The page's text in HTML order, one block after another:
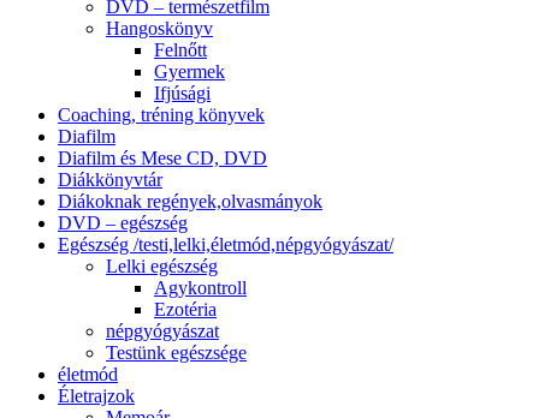
DVD – természetfilm
Hangoskönyv
Felnőtt
Gyermek
Ifjúsági
Coaching, tréning könyvek
Diafilm
Diafilm és Mese CD, DVD
Diákkönyvtár
Diákoknak regények,olvasmányok
DVD – egészség
Egészség /testi,lelki,életmód,népgyógyászat/
Lelki egészség
Agykontroll
Ezotéria
népgyógyászat
Testünk egészsége
életmód
Életrajzok